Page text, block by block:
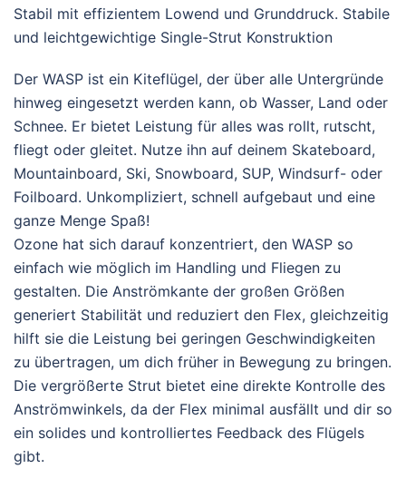
Stabil mit effizientem Lowend und Grunddruck. Stabile
und leichtgewichtige Single-Strut Konstruktion
Der WASP ist ein Kiteflügel, der über alle Untergründe
hinweg eingesetzt werden kann, ob Wasser, Land oder
Schnee. Er bietet Leistung für alles was rollt, rutscht,
fliegt oder gleitet. Nutze ihn auf deinem Skateboard,
Mountainboard, Ski, Snowboard, SUP, Windsurf- oder
Foilboard. Unkompliziert, schnell aufgebaut und eine
ganze Menge Spaß!
Ozone hat sich darauf konzentriert, den WASP so
einfach wie möglich im Handling und Fliegen zu
gestalten. Die Anströmkante der großen Größen
generiert Stabilität und reduziert den Flex, gleichzeitig
hilft sie die Leistung bei geringen Geschwindigkeiten
zu übertragen, um dich früher in Bewegung zu bringen.
Die vergrößerte Strut bietet eine direkte Kontrolle des
Anströmwinkels, da der Flex minimal ausfällt und dir so
ein solides und kontrolliertes Feedback des Flügels
gibt.